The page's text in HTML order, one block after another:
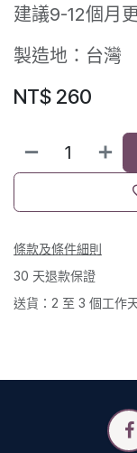
建議9-12個月
製造地：台灣
NT$ 260
條款及條件細則
30 天退款保證
送貨：2 至 3 個工作